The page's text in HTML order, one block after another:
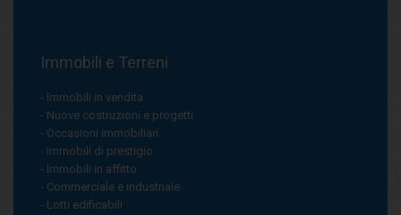
Immobili e Terreni
Immobili in vendita
Nuove costruzioni e progetti
Occasioni immobiliari
Immobili di prestigio
Immobili in affitto
Commerciale e industriale
Lotti edificabili